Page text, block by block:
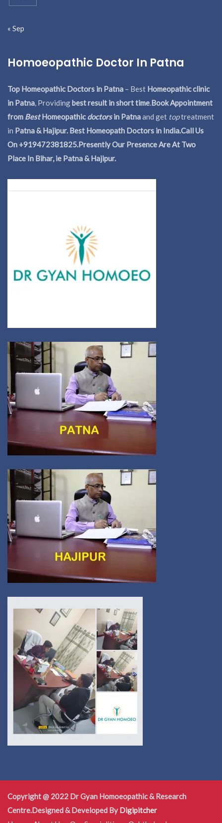
« Sep
Homoeopathic Doctor In Patna
Top Homeopathic Doctors in Patna – Best Homeopathic clinic
in Patna, Providingbest result in short time.Book Appointment
from BestHomeopathicdoctorsin Patnaand get toptreatment
in Patna & Hajipur. Best Homeopath Doctors in India.Call Us
On +919472381825.Presently Our Presence Are At Two
Place In Bihar, ie Patna & Hajipur.
Copyright @ 2022 Dr Gyan Homoeopathic & Research
Centre.Designed & Developed By Digipitcher